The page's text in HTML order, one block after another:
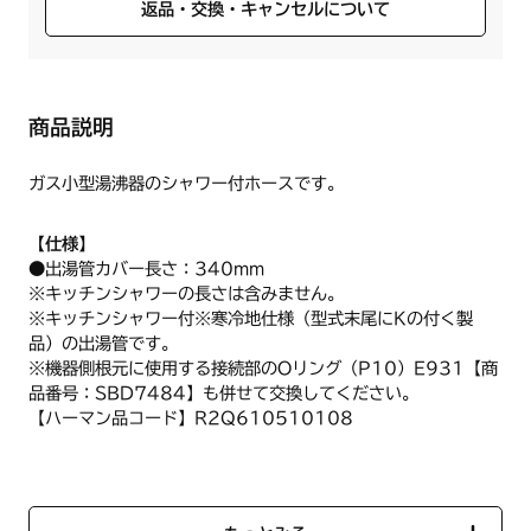
返品・交換・キャンセルについて
商品説明
ガス小型湯沸器のシャワー付ホースです。
【仕様】
●出湯管カバー長さ：340mm
※キッチンシャワーの長さは含みません。
※キッチンシャワー付※寒冷地仕様（型式末尾にKの付く製
品）の出湯管です。
※機器側根元に使用する接続部のOリング（P10）E931【商
品番号：SBD7484】も併せて交換してください。
【ハーマン品コード】R2Q610510108